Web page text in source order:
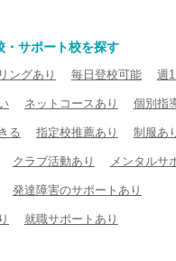
・サポート校を探す
ングあり 毎日登校可能 週
ネットコースあり 個別指
る 指定校推薦あり 制服あ
クラブ活動あり メンタルサ
発達障害のサポートあり
就職サポートあり